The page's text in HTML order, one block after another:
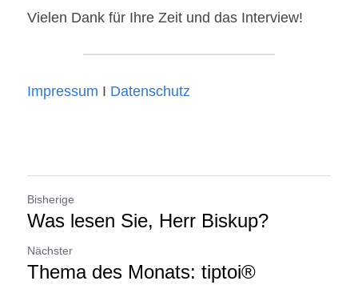
Vielen Dank für Ihre Zeit und das Interview!
Impressum I Datenschutz
Bisherige
Was lesen Sie, Herr Biskup?
Nächster
Thema des Monats: tiptoi®